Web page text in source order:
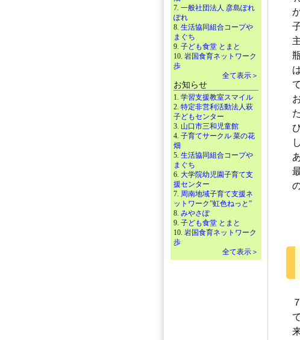
7. 一般社団法人 彦島ぽれ
ぽれ
8. 生活協同組合コープや
まぐち
9. 子ども食堂 とまと
10. 岩国食育ネットワーク
歩
全て表示＞
お知らせ
1. 学習支援教室スマイル
2. 特定非営利活動法人萩
子どもセンター
3. 山口市三和児童館
4. 子育てサークル 菜の花
畑
5. 生活協同組合コープや
まぐち
6. 大学院幼児園子育て支
援センター
7. 周南地域子育て支援ネ
ットワーク”虹色ねっと”
8. みやさぽ
9. 子ども食堂 とまと
10. 岩国食育ネットワーク
歩
全て表示＞